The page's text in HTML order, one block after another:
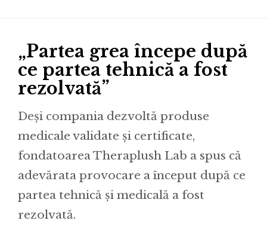
„Partea grea începe după
ce partea tehnică a fost
rezolvată”
Deși compania dezvoltă produse
medicale validate și certificate,
fondatoarea Theraplush Lab a spus că
adevărata provocare a început după ce
partea tehnică și medicală a fost
rezolvată.